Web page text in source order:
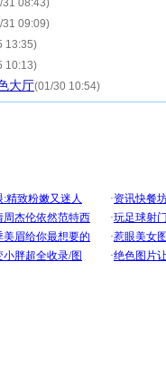
31 08:43)
31 09:09)
13:35)
10:13)
大厅(01/30 10:54)